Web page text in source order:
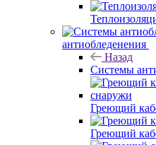
антиобледенения
Назад
Системы
Греющий
Греющий